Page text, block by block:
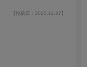
【投稿日：2025.12.27】